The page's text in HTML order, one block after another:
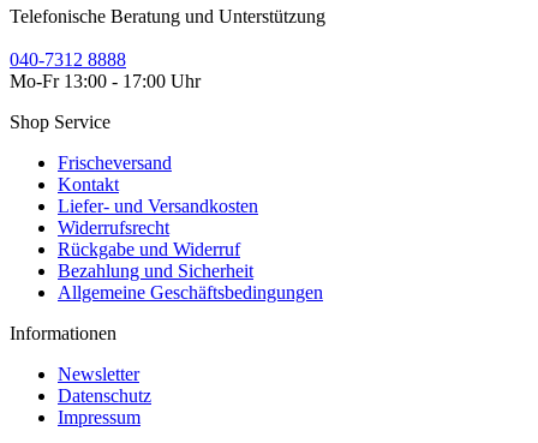
Telefonische Beratung und Unterstützung
040-7312 8888
Mo-Fr 13:00 - 17:00 Uhr
Shop Service
Frischeversand
Kontakt
Liefer- und Versandkosten
Widerrufsrecht
Rückgabe und Widerruf
Bezahlung und Sicherheit
Allgemeine Geschäftsbedingungen
Informationen
Newsletter
Datenschutz
Impressum